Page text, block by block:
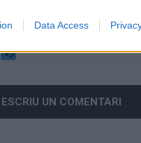
Data Access
per a la propera vegada que